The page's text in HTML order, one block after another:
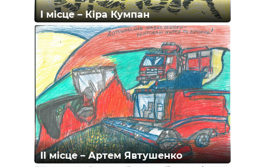
I місце – Кіра Кумпан
II місце – Артем Явтушенко